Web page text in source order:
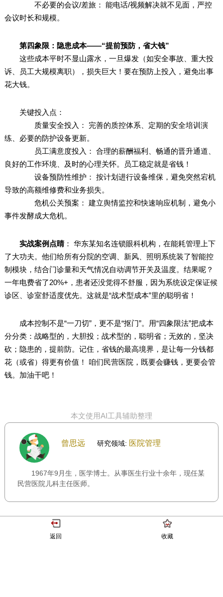
不必要的会议/差旅： 能电话/视频解决就不见面，严控
会议时长和规模。
第四象限：隐患成本——“提前预防，省大钱”
这些成本平时不显山露水，一旦爆发（如安全事故、重大投
诉、员工大规模离职），损失巨大！要在预防上投入，避免出事
花大钱。
关键投入点：
质量安全投入： 完善的质控体系、定期的安全培训演
练、必要的防护设备更新。
员工满意度投入： 合理的薪酬福利、畅通的晋升通道、
良好的工作环境、及时的心理关怀。员工稳定就是省钱！
设备预防性维护： 按计划进行设备维保，避免突然宕机
导致的高额维修费和业务损失。
危机公关预案： 建立舆情监控和快速响应机制，避免小
事件发酵成大危机。
实战案例点睛： 华东某知名连锁眼科机构，在能耗管理上下
了大功夫。他们给所有分院的空调、新风、照明系统装了智能控
制模块，结合门诊量和天气情况自动调节开关及温度。结果呢？
一年电费省了20%+，患者还没觉得不舒服，因为系统设定保证候
诊区、诊室舒适度优先。这就是“战术型成本”里的聪明省！
成本控制不是“一刀切”，更不是“抠门”。用“四象限法”把成本
分分类：战略型的，大胆投；战术型的，聪明省；无效的，坚决
砍；隐患的，提前防。记住，省钱的最高境界，是让每一分钱都
花（或省）得更有价值！ 咱们民营医院，既要会赚钱，更要会管
钱。加油干吧！
本文使用AI工具辅助整理
曾思远 研究领域: 医院管理
1967年9月生，医学博士。从事医生行业十余年，现任某
民营医院儿科主任医师。
返回 收藏